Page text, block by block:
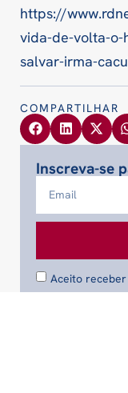
https://
vida-de-volta-
salvar-irma-
COMPARTILHAR
Inscreva-se
Aceito